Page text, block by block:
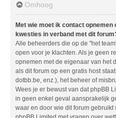
Omhoog
Met wie moet ik contact
kwesties in verband met dit
Alle beheerders die op de "het
open voor je klachten. Als je geen
opnemen met de eigenaar van het
als dit forum op een gratis host
dotbb.be, enz.), het beheer of
Wees je er bewust van dat phpBB
in geen enkel geval aansprakelijk
waar en door wie dit forum gebruikt